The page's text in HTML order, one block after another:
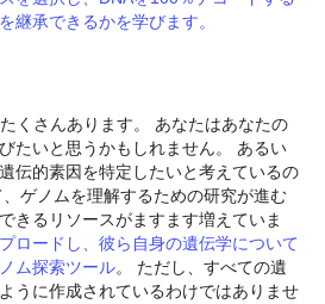
継承できるかを学びます。
くさんあります。 あなたはあなたの
たいと思うかもしれません。 あるい
伝的素因を特定したいと考えているの
ゲノムを理解するための研究が進む
きるリソースがますます増えていま
ロードし、彼ら自身の遺伝学について
ム探索ツール。 ただし、すべての遺
うに作成されているわけではありませ